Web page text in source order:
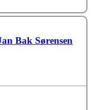
Bak Sørensen